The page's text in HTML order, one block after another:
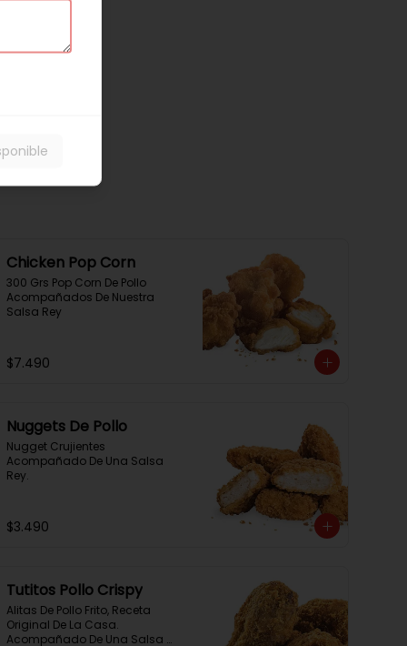
Chicken Pop Corn
300 Grs Pop Corn De Pollo
Acompañados De Nuestra
Salsa Rey
$7.490
Nuggets De Pollo
Nugget Crujientes
Acompañado De Una Salsa
Rey.
$3.490
Tutitos Pollo Crispy
Alitas De Pollo Frito, Receta
Original De La Casa.
Acompañado De Una Salsa